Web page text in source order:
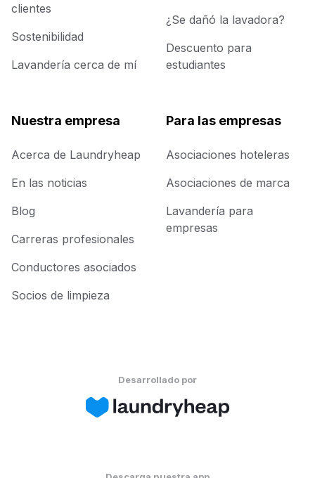
clientes
Sostenibilidad
Lavandería cerca de mí
¿Se dañó la lavadora?
Descuento para
estudiantes
Nuestra empresa
Acerca de Laundryheap
En las noticias
Blog
Carreras profesionales
Conductores asociados
Socios de limpieza
Para las empresas
Asociaciones hoteleras
Asociaciones de marca
Lavandería para
empresas
Desarrollado por